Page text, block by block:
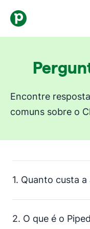
Encontre
comuns sobre o
1. Quanto custa
2. O que é o